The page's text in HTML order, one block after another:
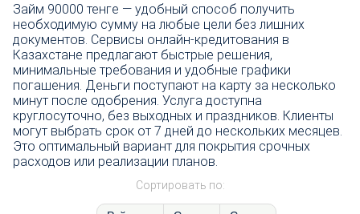
Займ 90000 тенге — удобный способ получить
необходимую сумму на любые цели без лишних
документов. Сервисы онлайн-кредитования в
Казахстане предлагают быстрые решения,
минимальные требования и удобные графики
погашения. Деньги поступают на карту за несколько
минут после одобрения. Услуга доступна
круглосуточно, без выходных и праздников. Клиенты
могут выбрать срок от 7 дней до нескольких месяцев.
Это оптимальный вариант для покрытия срочных
расходов или реализации планов.
Сортировать по: